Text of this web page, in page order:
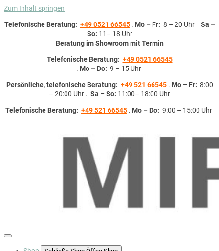
Zum Inhalt springen
Telefonische Beratung: +49 0521 66545. Mo – Fr: 8 – 20 Uhr . Sa –
So: 11– 18 Uhr
Beratung im Showroom mit Termin
Telefonische Beratung: +49 0521 66545
. Mo – Do: 9 – 15 Uhr
Persönliche, telefonische Beratung: +49 521 66545. Mo – Fr: 8:00
– 20:00 Uhr . Sa – So: 11:00– 18:00 Uhr
Telefonische Beratung: +49 521 66545 . Mo – Do: 9:00 – 15:00 Uhr